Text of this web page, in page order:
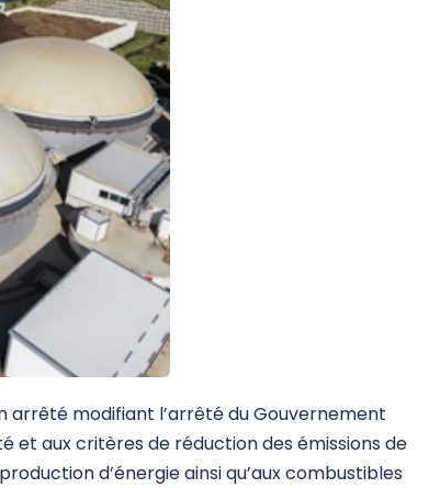
arrêté modifiant l’arrêté du Gouvernement
et aux critères de réduction des émissions de
d’énergie ainsi qu’aux combustibles